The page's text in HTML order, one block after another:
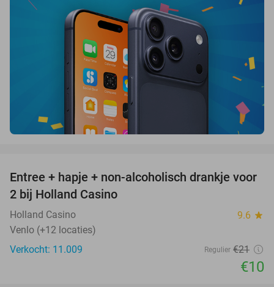
52%
Entree + hapje + non-alcoholisch drankje voor
2 bij Holland Casino
Holland Casino 9.6 star
Venlo (+12 locaties)
Verkocht: 11.009
Regulier €21
€10